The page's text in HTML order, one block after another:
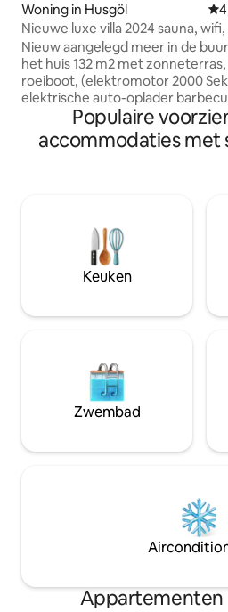
Woning in Husgöl
Nieuwe luxe villa 2024 sauna,
Nieuw aangelegd meer in de
het huis 132 m2 met zonneterras,
roeiboot, (elektromotor 2000
elektrische auto-oplader
Accommodatie nabij een meer
steiger en zwemgebied op slechts
meter afstand. Beddengoed en
gekocht bij de supermarkt
centrum van Holmsjö, op 1500
afstand. Er is ook een pizzeria, een
tankstation en treinverbindingen
(50 minuten) en Växjö (60
Populaire
accommodaties met
Keuken
Zwembad
Appartementen